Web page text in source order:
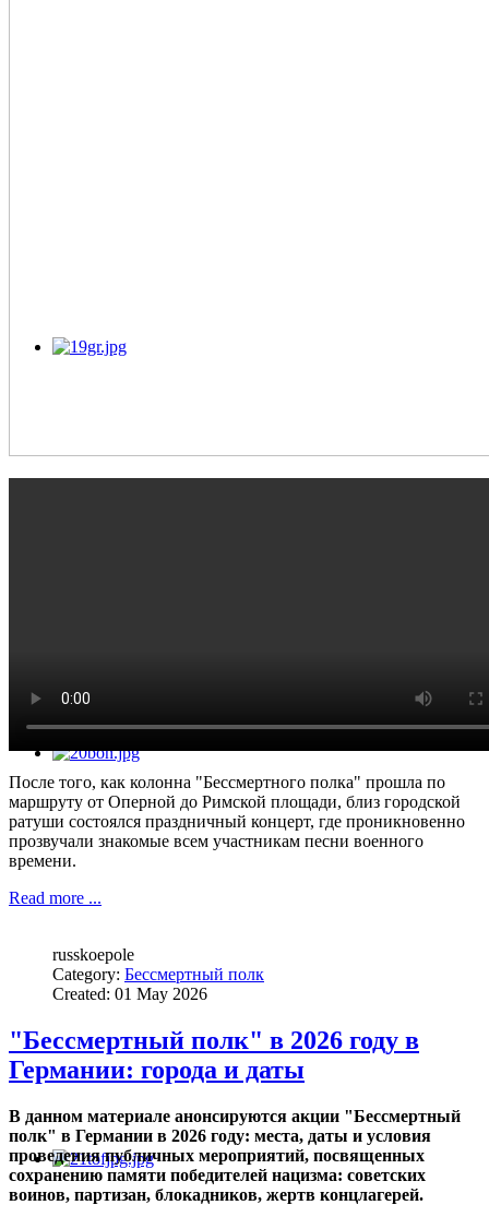
После того, как колонна "Бессмертного полка" прошла по
маршруту от Оперной до Римской площади, близ городской
ратуши состоялся праздничный концерт, где проникновенно
прозвучали знакомые всем участникам песни военного
времени.
Read more ...
russkoepole
Category: Бессмертный полк
Created: 01 May 2026
"Бессмертный полк" в 2026 году в
Германии: города и даты
В данном материале анонсируются акции "Бессмертный
полк" в Германии в 2026 году: места, даты и условия
проведения публичных мероприятий, посвященных
сохранению памяти победителей нацизма: советских
воинов, партизан, блокадников, жертв концлагерей.